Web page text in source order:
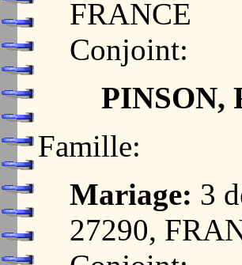
FRANCE
Conjoint:
PINSON,
Famille:
Mariage: 3
27290,